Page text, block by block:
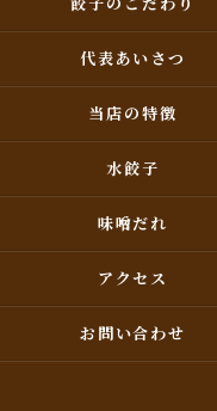
代表あいさつ
当店の特徴
水餃子
味噌だれ
アクセス
お問い合わせ